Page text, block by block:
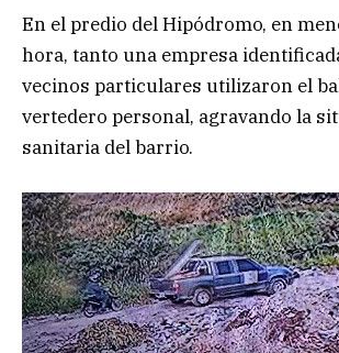
En el predio del Hipódromo, en
hora, tanto una empresa
vecinos particulares utilizaron el
vertedero personal, agravando la
sanitaria del barrio.